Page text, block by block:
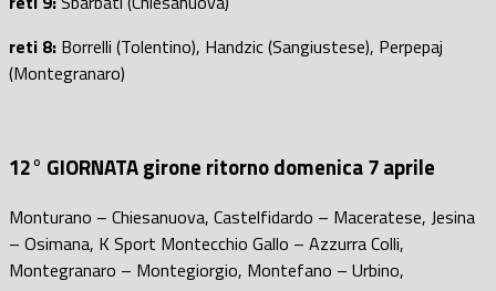
reti 8: Borrelli (Tolentino), Handzic (Sangiustese), Perpepaj
(Montegranaro)
12° GIORNATA girone ritorno domenica 7 aprile
Monturano – Chiesanuova, Castelfidardo – Maceratese, Jesina
– Osimana, K Sport Montecchio Gallo – Azzurra Colli,
Montegranaro – Montegiorgio, Montefano – Urbino,